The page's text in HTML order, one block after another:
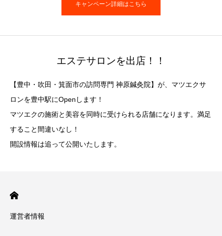
キャンペーン詳細はこちら
エステサロンを出店！！
【豊中・吹田・箕面市の訪問専門 神原鍼灸院】が、マツエクサ
ロンを豊中駅にOpenします！
マツエクの施術と美容を同時に受けられる店舗になります。満足
すること間違いなし！
開設情報は追って公開いたします。
運営者情報